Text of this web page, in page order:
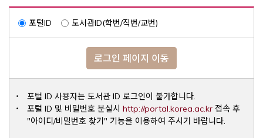
포털ID 도서관ID(학번/직번/교번)
로그인 페이지 이동
포털 ID 사용자는 도서관 ID 로그인이 불가합니다.
포털 ID 및 비밀번호 분실시 http://portal.korea.ac.krOpens a
접속 후
"아이디/비밀번호 찾기" 기능을 이용하여 주시기 바랍니다.